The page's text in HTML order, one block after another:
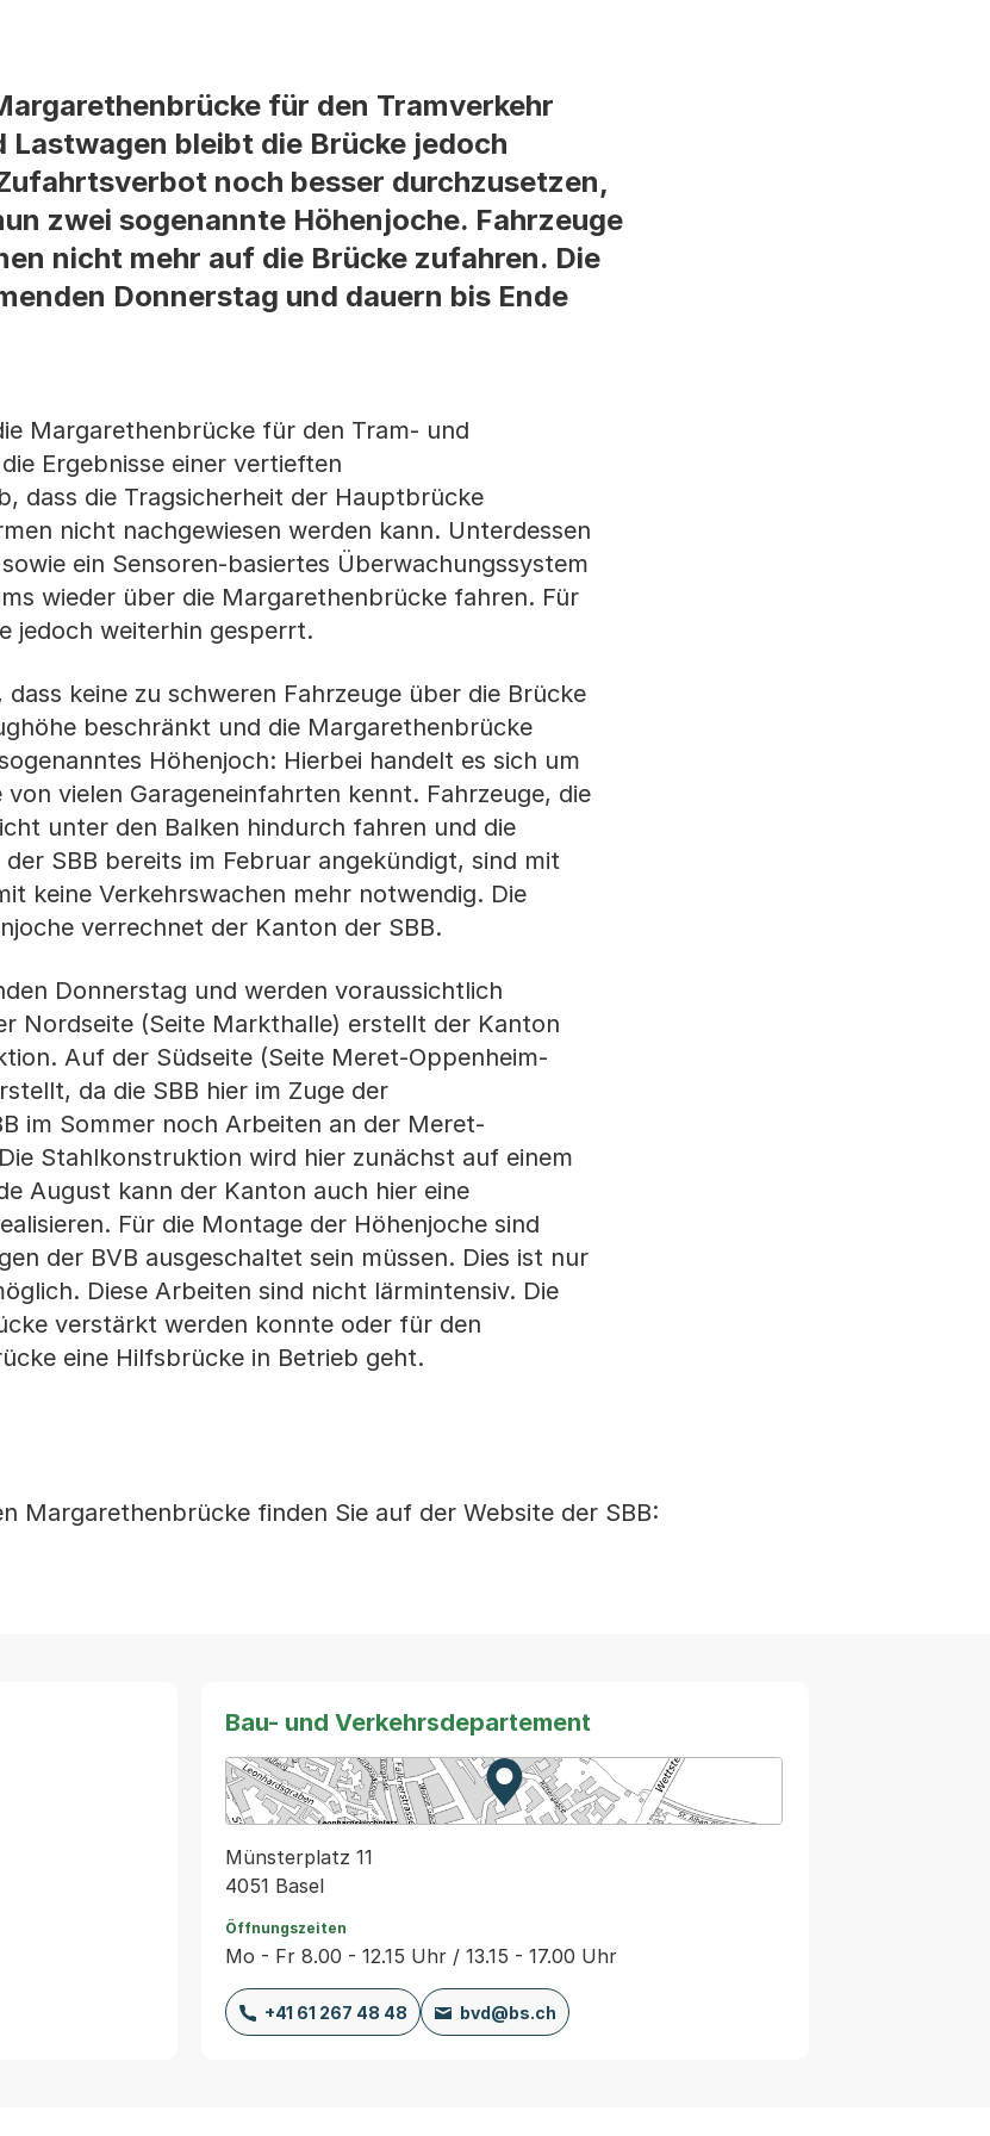
für den Tramverkehr
bleibt die Brücke jedoch
noch besser durchzusetzen,
zwei sogenannte Höhenjoche. Fahrzeuge
nicht mehr auf die Brücke zufahren. Die
Donnerstag und dauern bis Ende
Margarethenbrücke für den Tram- und
Ergebnisse einer vertieften
dass die Tragsicherheit der Hauptbrücke
nicht nachgewiesen werden kann. Unterdessen
ein Sensoren-basiertes Überwachungssystem
wieder über die Margarethenbrücke fahren. Für
jedoch weiterhin gesperrt.
keine zu schweren Fahrzeuge über die Brücke
beschränkt und die Margarethenbrücke
Höhenjoch: Hierbei handelt es sich um
vielen Garageneinfahrten kennt. Fahrzeuge, die
unter den Balken hindurch fahren und die
SBB bereits im Februar angekündigt, sind mit
keine Verkehrswachen mehr notwendig. Die
verrechnet der Kanton der SBB.
Donnerstag und werden voraussichtlich
Nordseite (Seite Markthalle) erstellt der Kanton
Auf der Südseite (Seite Meret-Oppenheim-
da die SBB hier im Zuge der
im Sommer noch Arbeiten an der Meret-
Stahlkonstruktion wird hier zunächst auf einem
August kann der Kanton auch hier eine
Für die Montage der Höhenjoche sind
der BVB ausgeschaltet sein müssen. Dies ist nur
Diese Arbeiten sind nicht lärmintensiv. Die
verstärkt werden konnte oder für den
eine Hilfsbrücke in Betrieb geht.
Margarethenbrücke finden Sie auf der Website der SBB:
Bau- und Verkehrsdepartement
Zur Karte von MapBS.
Externer Link, wird in einem neuen Tab oder
Münsterplatz 11
4051 Basel
Öffnungszeiten
Mo - Fr 8.00 - 12.15 Uhr / 13.15 - 17.00 Uhr
+41 61 267 48 48 bvd@bs.ch